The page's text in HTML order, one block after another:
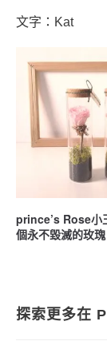
文字：Kat
prince’s Rose小
個永不毀滅的玫
探索更多在